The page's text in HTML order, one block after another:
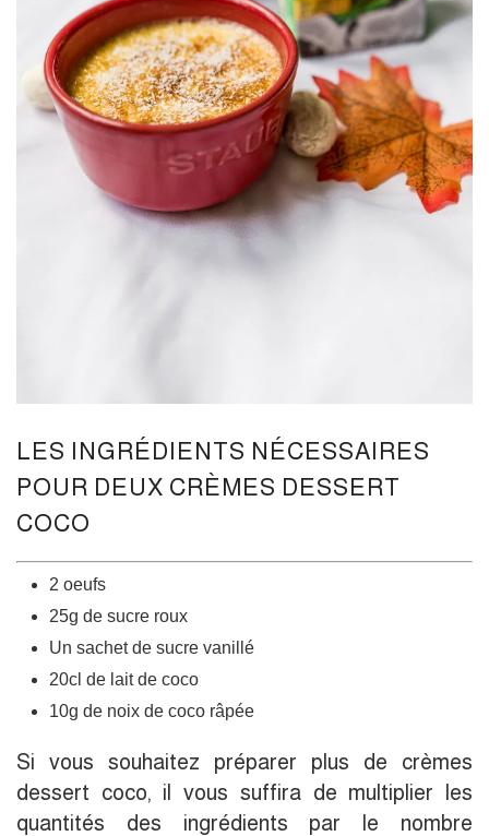
LES INGRÉDIENTS NÉCESSAIRES
POUR DEUX CRÈMES DESSERT
COCO
2 oeufs
25g de sucre roux
Un sachet de sucre vanillé
20cl de lait de coco
10g de noix de coco râpée
Si vous souhaitez préparer plus de crèmes
dessert coco, il vous suffira de multiplier les
quantités des ingrédients par le nombre